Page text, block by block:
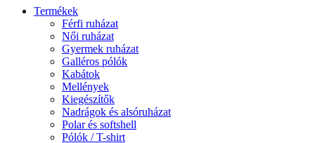
Termékek
Férfi ruházat
Női ruházat
Gyermek ruházat
Galléros pólók
Kabátok
Mellények
Kiegészítők
Nadrágok és alsóruházat
Polar és softshell
Pólók / T-shirt